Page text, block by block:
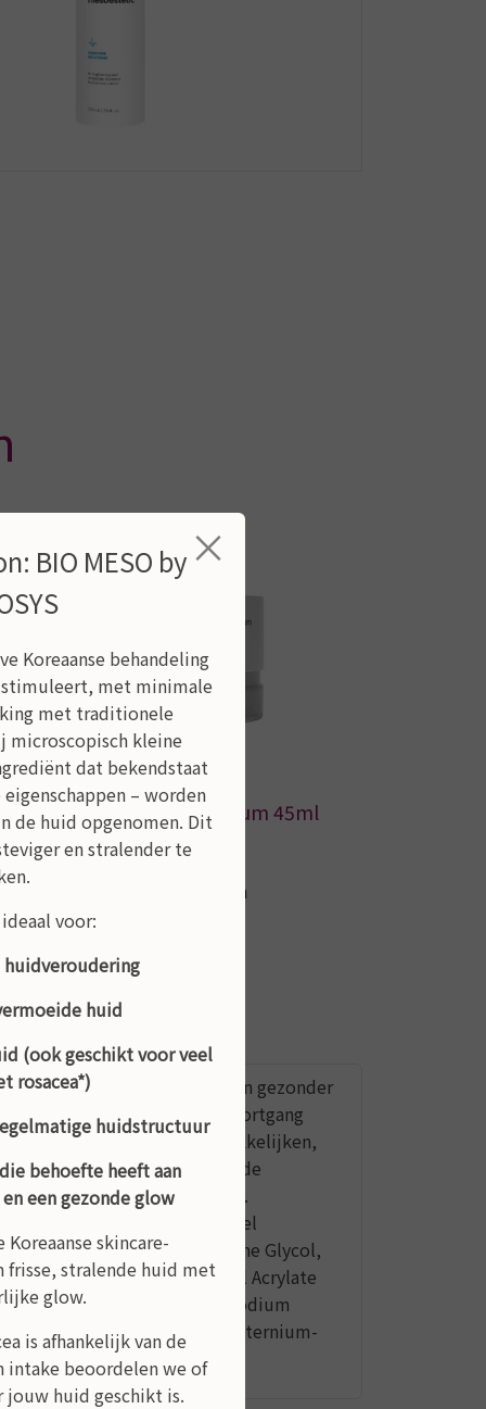
exopeptide serum 45ml
€ 140,00
Bekijken
ziet er zichtbaar steviger en gezonder
vrouwen, waardoor de voortgang
te vergemakkelijken,
verlengt in combinatie met de
hair growth intensive lotion.
Bij droog haar gebruik enkel
Lauroyl Sarcosinate, Hexylene Glycol,
Acrylates/C10-30 Alkyl Acrylate
C12- C13 Alkyl Lactate, Sodium
Copolymer, Polyquaternium-
Parfum.
×
BIO MESO by
Koreaanse behandeling
met minimale
met traditionele
microscopisch kleine
dat bekendstaat
– worden
de huid opgenomen. Dit
en stralender te
voor:
huid
(ook geschikt voor veel
rosacea*)
huidstructuur
behoefte heeft aan
een gezonde glow
skincare-
frisse, stralende huid met
glow.
is afhankelijk van de
beoordelen we of
jouw huid geschikt is.